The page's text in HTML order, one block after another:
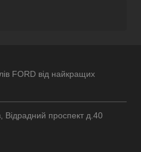
FORD від найкращих
проспект д.40